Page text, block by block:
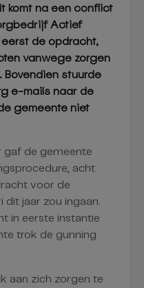
komt na een conflict
Actief
eerst de opdracht,
vanwege zorgen
stuurde
e-mails naar de
gemeente niet
gaf de gemeente
acht
voor de
dit jaar zou ingaan.
in eerste instantie
trok de gunning
aan zich zorgen te